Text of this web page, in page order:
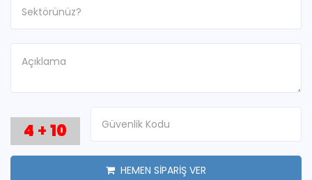
4 +10
HEMEN SİPARİŞ VER